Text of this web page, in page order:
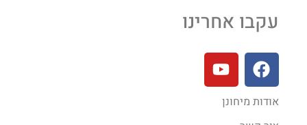
עקבו אחרינו
אודות מיחונן